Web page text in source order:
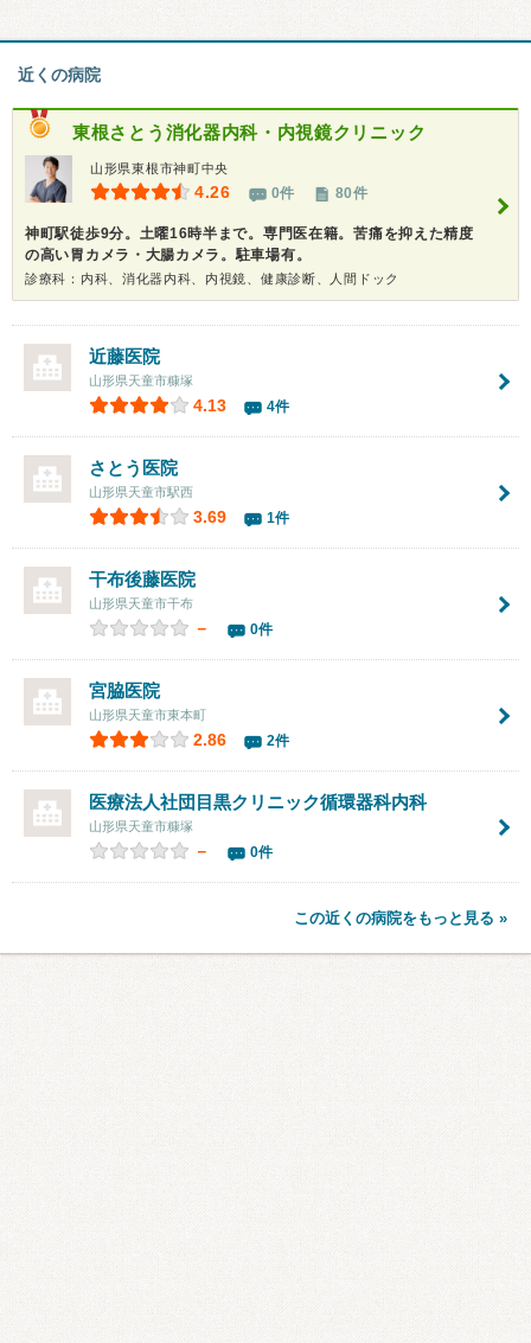
近くの病院
東根さとう消化器内科・内視鏡クリニック
山形県東根市神町中央
4.26 0件 80件
神町駅徒歩9分。土曜16時半まで。専門医在籍。苦痛を抑えた精度
の高い胃カメラ・大腸カメラ。駐車場有。
診療科：内科、消化器内科、内視鏡、健康診断、人間ドック
近藤医院
山形県天童市糠塚
4.13 4件
さとう医院
山形県天童市駅西
3.69 1件
干布後藤医院
山形県天童市干布
－ 0件
宮脇医院
山形県天童市東本町
2.86 2件
医療法人社団目黒クリニック循環器科内科
山形県天童市糠塚
－ 0件
この近くの病院をもっと見る »